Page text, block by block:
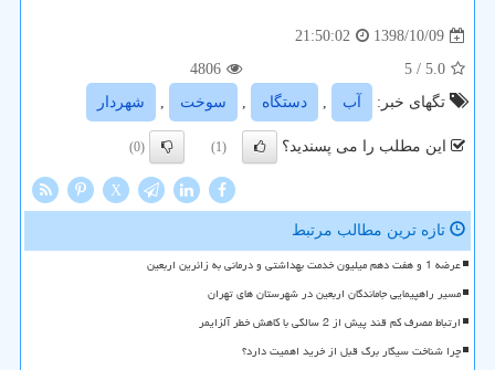
1398/10/09
21:50:02
5.0
/ 5
4806
تگهای خبر:
آب , دستگاه , سوخت , شهردار
این مطلب را می پسندید؟ (1)
(0)
X
تازه ترین مطالب مرتبط
عرضه 1 و هفت دهم میلیون خدمت بهداشتی و درمانی به زائرین اربعین
مسیر راهپیمایی جاماندگان اربعین در شهرستان های تهران
ارتباط مصرف کم قند پیش از 2 سالگی با کاهش خطر آلزایمر
چرا شناخت سیگار برگ قبل از خرید اهمیت دارد؟